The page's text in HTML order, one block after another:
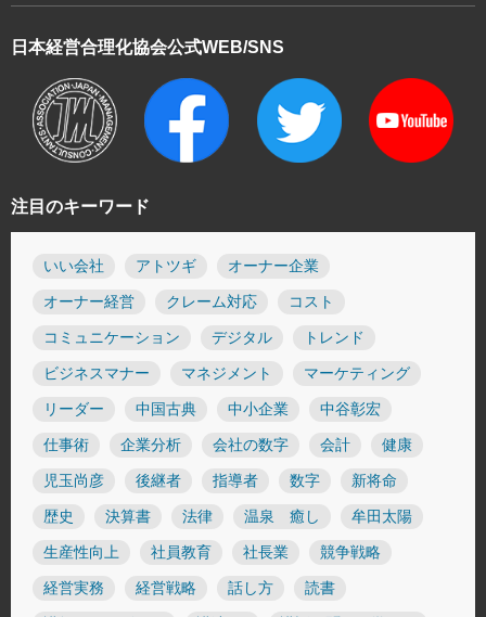
注目のキーワード
いい会社 アトツギ オーナー企業
オーナー経営 クレーム対応 コスト
コミュニケーション デジタル トレンド
ビジネスマナー マネジメント マーケティング
リーダー 中国古典 中小企業 中谷彰宏
仕事術 企業分析 会社の数字 会計 健康
児玉尚彦 後継者 指導者 数字 新将命
歴史 決算書 法律 温泉 癒し 牟田太陽
生産性向上 社員教育 社長業 競争戦略
経営実務 経営戦略 話し方 読書
日本経営合理化協会公式WEB/SNS